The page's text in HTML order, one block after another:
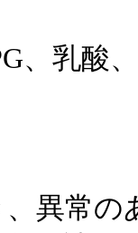
、乳酸
異常